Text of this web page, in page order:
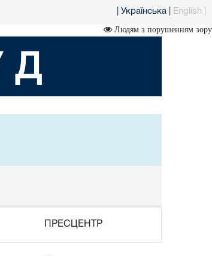
Українська English
Людям з порушенням зору
ПРЕСЦЕНТР